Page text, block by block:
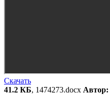
Скачать
41.2 КБ, 1474273.docx Автор: